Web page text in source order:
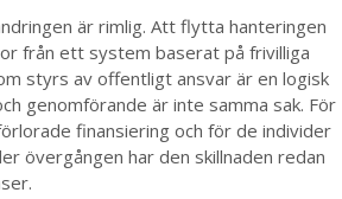
är rimlig. Att flytta hanteringen
från ett system baserat på frivilliga
styrs av offentligt ansvar är en logisk
genomförande är inte samma sak. För
finansiering och för de individer
övergången har den skillnaden redan